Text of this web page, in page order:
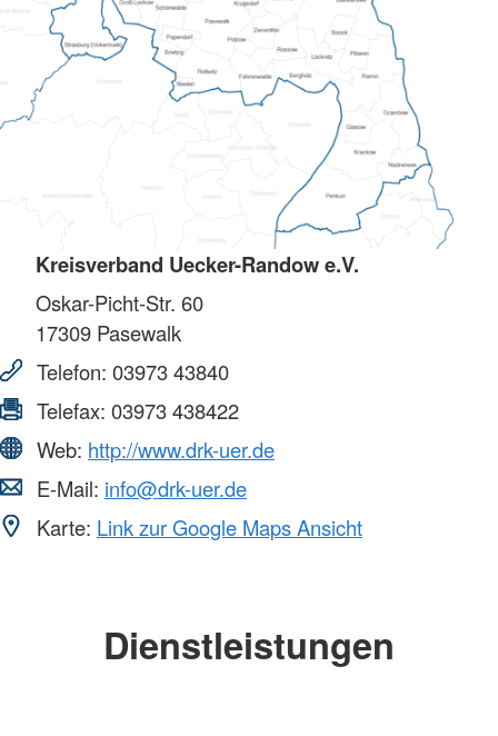
Kreisverband Uecker-Randow e.V.
Oskar-Picht-Str. 60
17309 Pasewalk
Telefon: 03973 43840
Telefax: 03973 438422
Web: http://www.drk-uer.de
E-Mail: info@drk-uer.de
Karte: Link zur Google Maps Ansicht
Dienstleistungen